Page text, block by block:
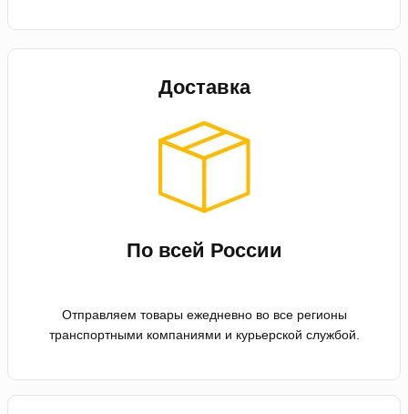
Доставка
По всей России
Отправляем товары ежедневно во все регионы
транспортными компаниями и курьерской службой.